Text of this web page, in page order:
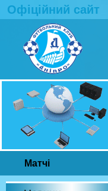
Офіційний сайт
Матчі